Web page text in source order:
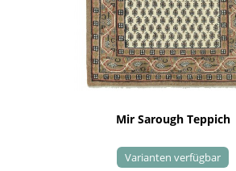
Mir Sarough Teppich
Varianten verfügbar